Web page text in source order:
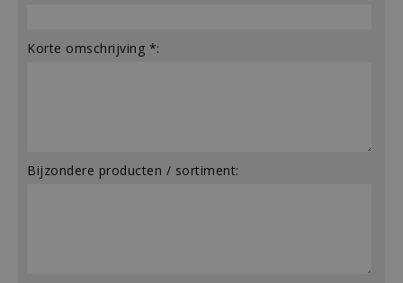
Korte omschrijving *:
Bijzondere producten / sortiment: